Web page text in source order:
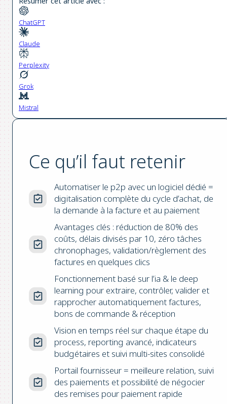
ChatGPT
Claude
Perplexity
Grok
Mistral
Ce qu’il faut retenir
Automatiser le p2p avec un logiciel dédié =
digitalisation complète du cycle d’achat, de
la demande à la facture et au paiement
Avantages clés : réduction de 80% des
coûts, délais divisés par 10, zéro tâches
chronophages, validation/règlement des
factures en quelques clics
Fonctionnement basé sur l’ia & le deep
learning pour extraire, contrôler, valider et
rapprocher automatiquement factures,
bons de commande & réception
Vision en temps réel sur chaque étape du
process, reporting avancé, indicateurs
budgétaires et suivi multi-sites consolidé
Portail fournisseur = meilleure relation, suivi
des paiements et possibilité de négocier
des remises pour paiement rapide